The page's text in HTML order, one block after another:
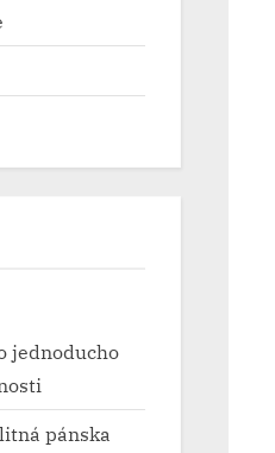
jednoducho
pánska